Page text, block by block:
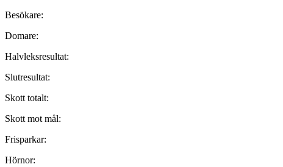
Besökare:
Domare:
Halvleksresultat:
Slutresultat:
Skott totalt:
Skott mot mål:
Frisparkar:
Hörnor: